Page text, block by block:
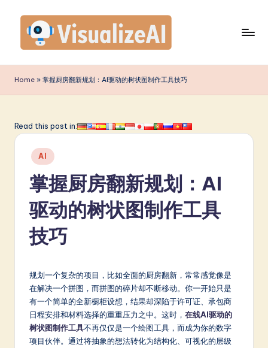
content
is
u
li
A
S
m
p
fi
Home » 掌握厨房翻新规划：AI驱动的树状图制作工具技巧
Read this post in:
Posted
in
AI
掌握厨房翻新规划：AI
驱动的树状图制作工具
技巧
规划一个复杂的项目，比如全面的厨房翻新，常常感觉像是
在解决一个拼图，而拼图的碎片却不断移动。你一开始只是
有一个简单的全新橱柜设想，结果却深陷于许可证、承包商
日程安排和材料选择的重重压力之中。这时， 在线AI驱动的
树状图制作工具不再仅仅是一个绘图工具，而成为你的数字
项目伙伴。通过将抽象的想法转化为结构化、可视化的层级